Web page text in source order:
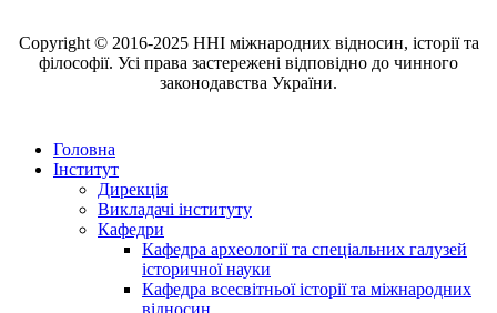
Copyright © 2016-2025 ННІ міжнародних відносин, історії та
філософії. Усі права застережені відповідно до чинного
законодавства України.
Головна
Інститут
Дирекція
Викладачі інституту
Кафедри
Кафедра археології та спеціальних галузей
історичної науки
Кафедра всесвітньої історії та міжнародних
відносин